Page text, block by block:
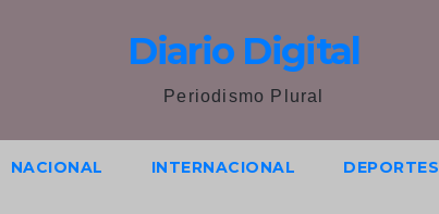
Diario Digital
Periodismo Plural
NACIONAL INTERNACIONAL DEPORTES